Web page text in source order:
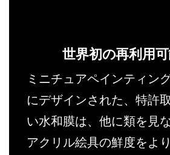
世界初の再利用
ミニチュアペインティン
にデザインされた、特許
い水和膜は、他に類を見
アクリル絵具の鮮度をよ